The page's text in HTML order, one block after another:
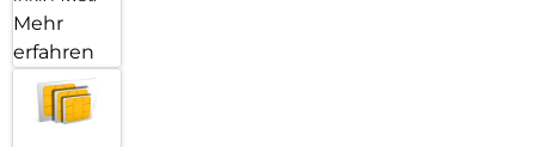
Mehr
erfahren